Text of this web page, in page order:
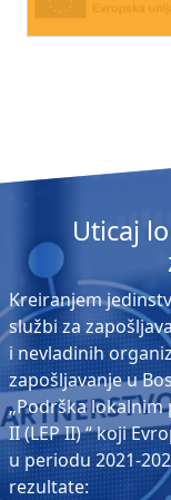
Uticaj
Kreiranjem
službi za
i nevladinih
zapošljavanje u
„Podrška lokalnim
II (LEP II) “ koji
u periodu 2021-
rezultate: